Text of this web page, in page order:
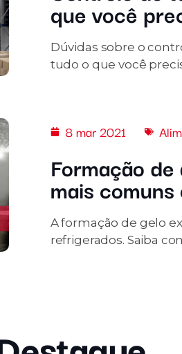
que você
Dúvidas sobre o
tudo o que você
8 mar 2021
Formação
mais
A formação de gelo
refrigerados. Saiba